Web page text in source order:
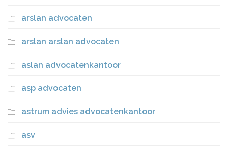
arslan advocaten
arslan arslan advocaten
aslan advocatenkantoor
asp advocaten
astrum advies advocatenkantoor
asv